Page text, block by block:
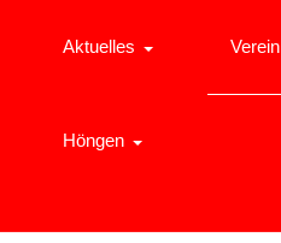
Aktuelles Verein
Höngen